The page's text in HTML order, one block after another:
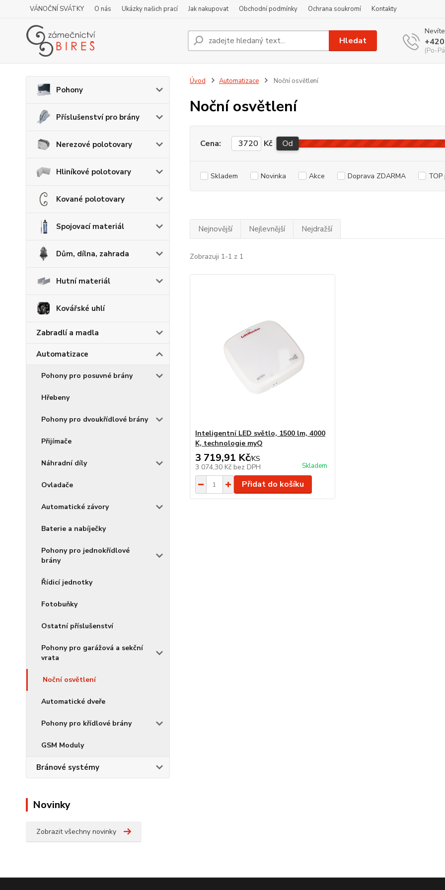
VÁNOČNÍ SVÁTKY O nás Ukázky našich prací Jak nakupovat Obchodní podmínky Ochrana soukromí Kontakty
Hledat
(Po-
Pohony
Příslušenství pro brány
Nerezové polotovary
Hliníkové polotovary
Kované polotovary
Spojovací materiál
Dům, dílna, zahrada
Hutní materiál
Kovářské uhlí
Zabradlí a madla
Automatizace
Pohony pro posuvné brány
Hřebeny
Pohony pro dvoukřídlové brány
Přijímače
Náhradní díly
Ovladače
Automatické závory
Baterie a nabíječky
Pohony pro jednokřídlové
brány
Řídicí jednotky
Fotobuňky
Ostatní příslušenství
Pohony pro garážová a sekční
vrata
Noční osvětlení
Automatické dveře
Pohony pro křídlové brány
GSM Moduly
Bránové systémy
Novinky
Zobrazit všechny novinky
Úvod Automatizace Noční osvětlení
Noční osvětlení
Cena: Kč Od
Skladem Novinka Akce Doprava ZDARMA
Nejnovější Nejlevnější Nejdražší
Zobrazuji 1-1 z 1
Inteligentní LED světlo, 1500 lm, 4000
K, technologie myQ
3 719,91 Kč/KS
3 074,30 Kč bez DPH Skladem
Přidat do košíku